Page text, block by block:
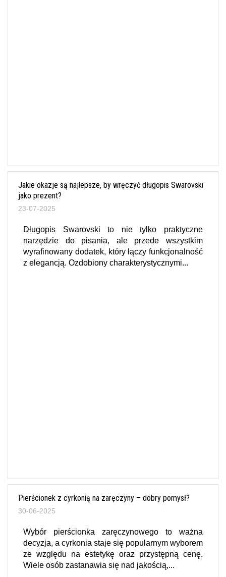
Jakie okazje są najlepsze, by wręczyć długopis Swarovski
jako prezent?
23-07-2025
Długopis Swarovski to nie tylko praktyczne
narzędzie do pisania, ale przede wszystkim
wyrafinowany dodatek, który łączy funkcjonalność
z elegancją. Ozdobiony charakterystycznymi...
Pierścionek z cyrkonią na zaręczyny – dobry pomysł?
30-06-2025
Wybór pierścionka zaręczynowego to ważna
decyzja, a cyrkonia staje się popularnym wyborem
ze względu na estetykę oraz przystępną cenę.
Wiele osób zastanawia się nad jakością,...